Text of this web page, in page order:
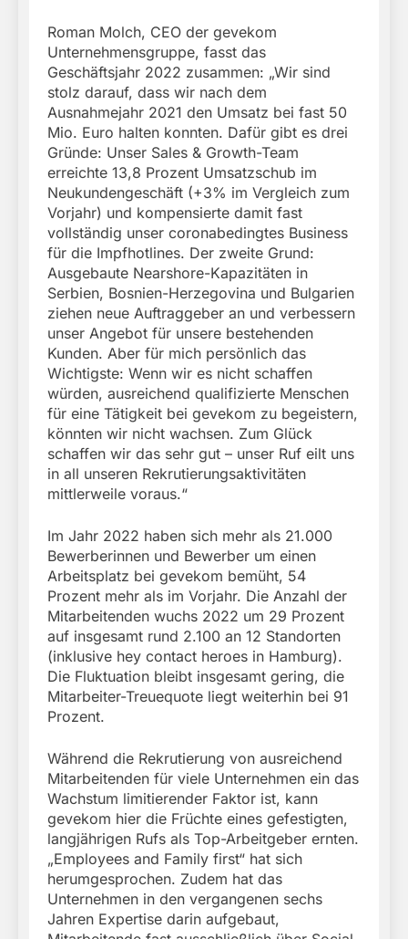
Roman Molch, CEO der gevekom
Unternehmensgruppe, fasst das
Geschäftsjahr 2022 zusammen: „Wir sind
stolz darauf, dass wir nach dem
Ausnahmejahr 2021 den Umsatz bei fast 50
Mio. Euro halten konnten. Dafür gibt es drei
Gründe: Unser Sales & Growth-Team
erreichte 13,8 Prozent Umsatzschub im
Neukundengeschäft (+3% im Vergleich zum
Vorjahr) und kompensierte damit fast
vollständig unser coronabedingtes Business
für die Impfhotlines. Der zweite Grund:
Ausgebaute Nearshore-Kapazitäten in
Serbien, Bosnien-Herzegovina und Bulgarien
ziehen neue Auftraggeber an und verbessern
unser Angebot für unsere bestehenden
Kunden. Aber für mich persönlich das
Wichtigste: Wenn wir es nicht schaffen
würden, ausreichend qualifizierte Menschen
für eine Tätigkeit bei gevekom zu begeistern,
könnten wir nicht wachsen. Zum Glück
schaffen wir das sehr gut – unser Ruf eilt uns
in all unseren Rekrutierungsaktivitäten
mittlerweile voraus.“
Im Jahr 2022 haben sich mehr als 21.000
Bewerberinnen und Bewerber um einen
Arbeitsplatz bei gevekom bemüht, 54
Prozent mehr als im Vorjahr. Die Anzahl der
Mitarbeitenden wuchs 2022 um 29 Prozent
auf insgesamt rund 2.100 an 12 Standorten
(inklusive hey contact heroes in Hamburg).
Die Fluktuation bleibt insgesamt gering, die
Mitarbeiter-Treuequote liegt weiterhin bei 91
Prozent.
Während die Rekrutierung von ausreichend
Mitarbeitenden für viele Unternehmen ein das
Wachstum limitierender Faktor ist, kann
gevekom hier die Früchte eines gefestigten,
langjährigen Rufs als Top-Arbeitgeber ernten.
„Employees and Family first“ hat sich
herumgesprochen. Zudem hat das
Unternehmen in den vergangenen sechs
Jahren Expertise darin aufgebaut,